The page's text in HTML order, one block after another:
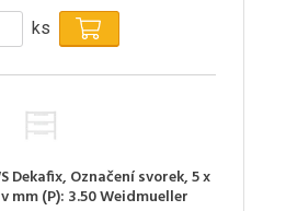
ks
Dekafix, Označení svorek, 5 x
mm (P): 3.50 Weidmueller